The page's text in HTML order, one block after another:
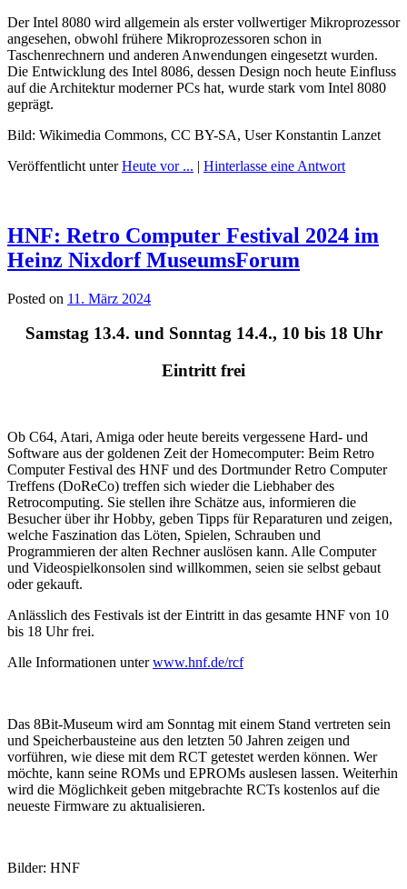
Der Intel 8080 wird allgemein als erster vollwertiger Mikroprozessor
angesehen, obwohl frühere Mikroprozessoren schon in
Taschenrechnern und anderen Anwendungen eingesetzt wurden.
Die Entwicklung des Intel 8086, dessen Design noch heute Einfluss
auf die Architektur moderner PCs hat, wurde stark vom Intel 8080
geprägt.
Bild: Wikimedia Commons, CC BY-SA, User Konstantin Lanzet
Veröffentlicht unterHeute vor ... | Hinterlasse eine Antwort
HNF: Retro Computer Festival 2024 im
Heinz Nixdorf MuseumsForum
Posted on 11. März 2024
Samstag 13.4. und Sonntag 14.4., 10 bis 18 Uhr
Eintritt frei
Ob C64, Atari, Amiga oder heute bereits vergessene Hard- und
Software aus der goldenen Zeit der Homecomputer: Beim Retro
Computer Festival des HNF und des Dortmunder Retro Computer
Treffens (DoReCo) treffen sich wieder die Liebhaber des
Retrocomputing. Sie stellen ihre Schätze aus, informieren die
Besucher über ihr Hobby, geben Tipps für Reparaturen und zeigen,
welche Faszination das Löten, Spielen, Schrauben und
Programmieren der alten Rechner auslösen kann. Alle Computer
und Videospielkonsolen sind willkommen, seien sie selbst gebaut
oder gekauft.
Anlässlich des Festivals ist der Eintritt in das gesamte HNF von 10
bis 18 Uhr frei.
Alle Informationen unterwww.hnf.de/rcf
Das 8Bit-Museum wird am Sonntag mit einem Stand vertreten sein
und Speicherbausteine aus den letzten 50 Jahren zeigen und
vorführen, wie diese mit dem RCT getestet werden können. Wer
möchte, kann seine ROMs und EPROMs auslesen lassen. Weiterhin
wird die Möglichkeit geben mitgebrachte RCTs kostenlos auf die
neueste Firmware zu aktualisieren.
Bilder: HNF